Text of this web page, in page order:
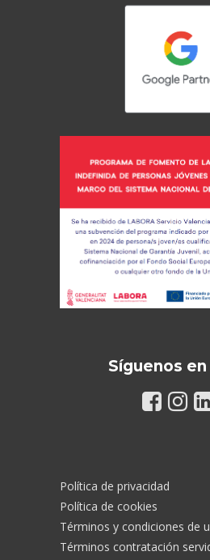
Síguenos en
Política de privacidad
Política de cookies
Términos y condiciones de
Términos contratación